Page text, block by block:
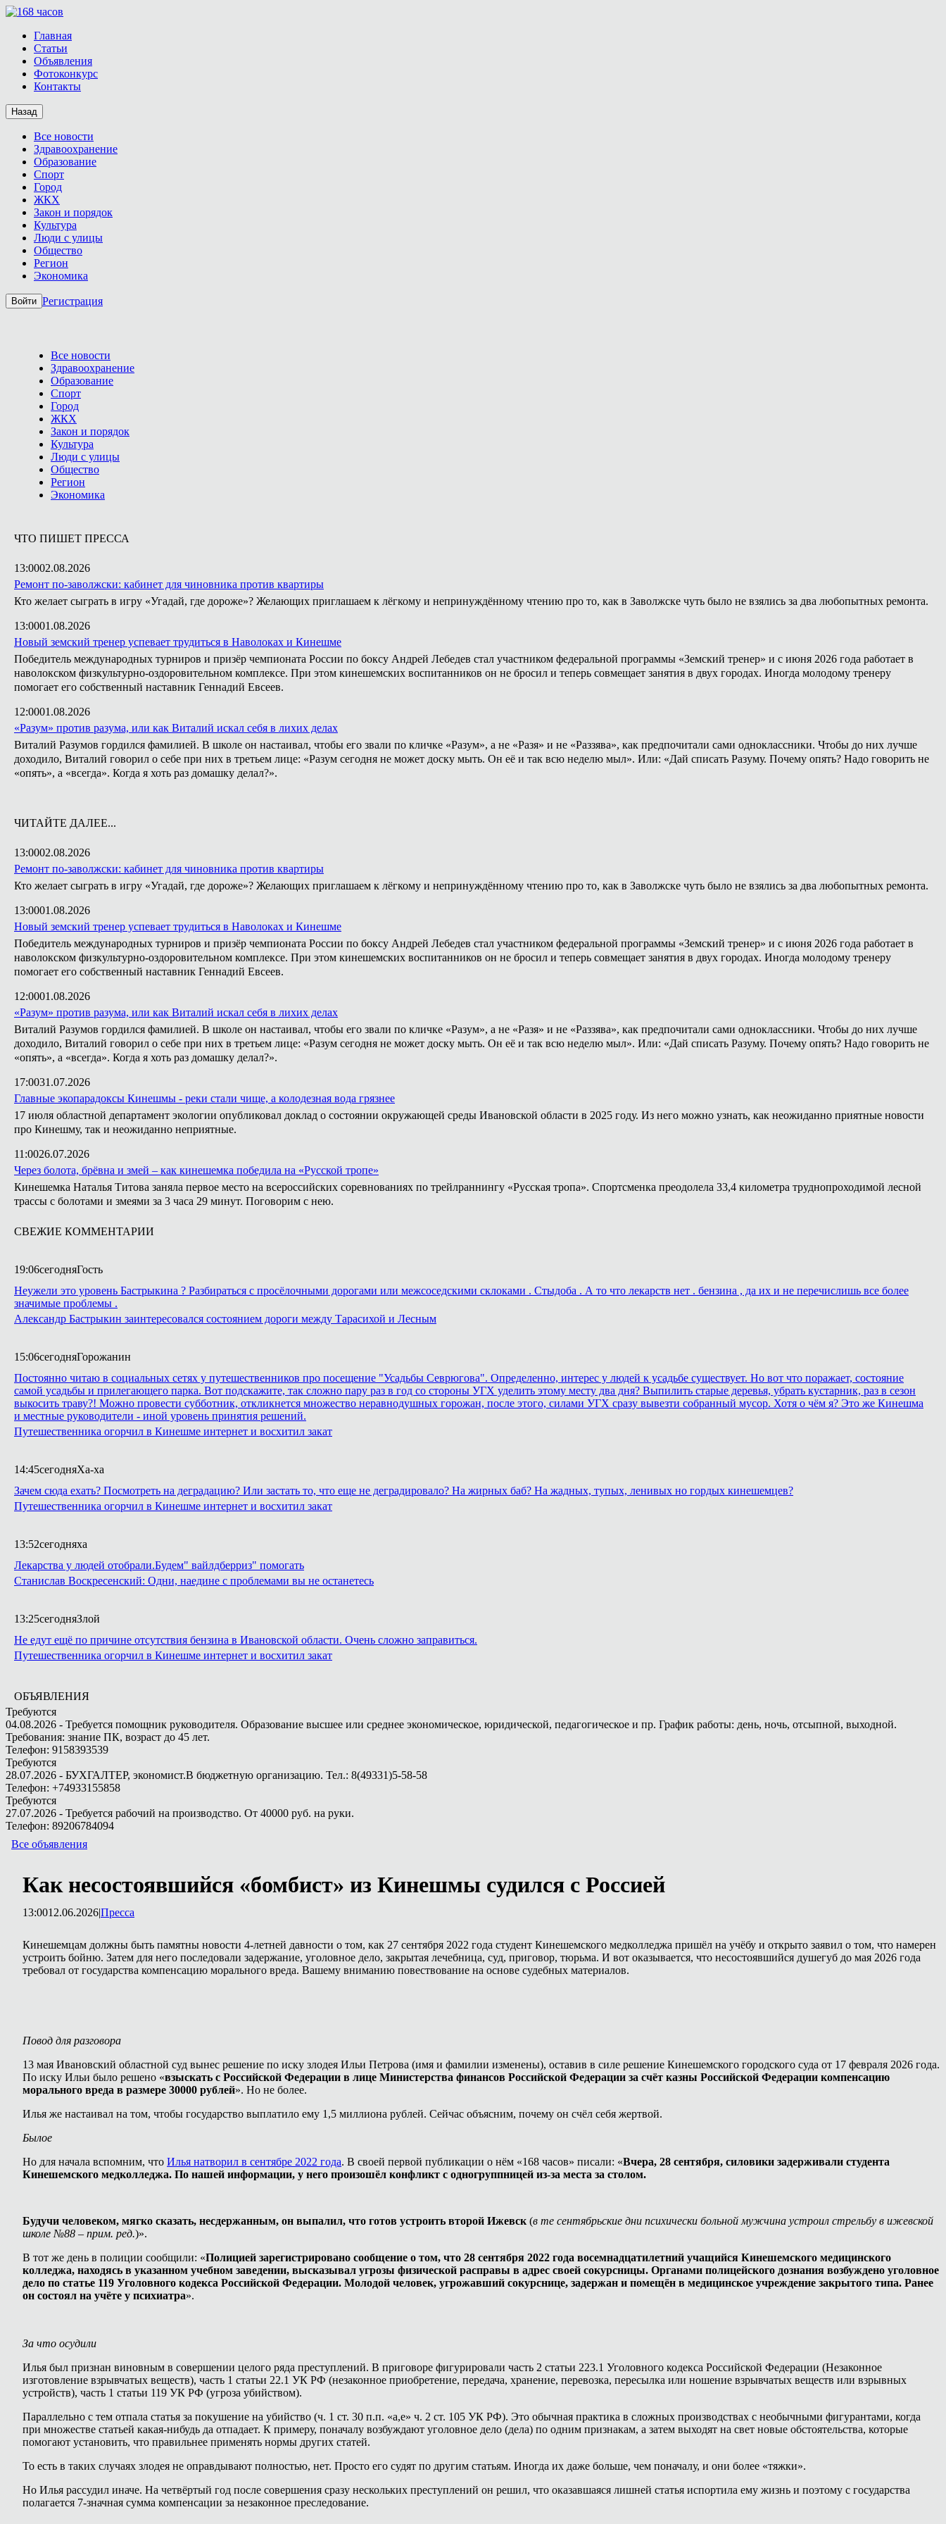
Главная
Статьи
Объявления
Фотоконкурс
Контакты
Назад
Все новости
Здравоохранение
Образование
Спорт
Город
ЖКХ
Закон и порядок
Культура
Люди с улицы
Общество
Регион
Экономика
Войти Регистрация
Все новости
Здравоохранение
Образование
Спорт
Город
ЖКХ
Закон и порядок
Культура
Люди с улицы
Общество
Регион
Экономика
ЧТО ПИШЕТ ПРЕССА
13:0002.08.2026
Ремонт по-заволжски: кабинет для чиновника против квартиры
Кто желает сыграть в игру «Угадай, где дороже»? Желающих приглашаем к лёгкому и непринуждённому чтению про то, как в Заволжске чуть было не взялись за два любопытных ремонта.
13:0001.08.2026
Новый земский тренер успевает трудиться в Наволоках и Кинешме
Победитель международных турниров и призёр чемпионата России по боксу Андрей Лебедев стал участником федеральной программы «Земский тренер» и с июня 2026 года работает в
наволокском физкультурно-оздоровительном комплексе. При этом кинешемских воспитанников он не бросил и теперь совмещает занятия в двух городах. Иногда молодому тренеру
помогает его собственный наставник Геннадий Евсеев.
12:0001.08.2026
«Разум» против разума, или как Виталий искал себя в лихих делах
Виталий Разумов гордился фамилией. В школе он настаивал, чтобы его звали по кличке «Разум», а не «Разя» и не «Раззява», как предпочитали сами одноклассники. Чтобы до них лучше
доходило, Виталий говорил о себе при них в третьем лице: «Разум сегодня не может доску мыть. Он её и так всю неделю мыл». Или: «Дай списать Разуму. Почему опять? Надо говорить не
«опять», а «всегда». Когда я хоть раз домашку делал?».
ЧИТАЙТЕ ДАЛЕЕ...
13:0002.08.2026
Ремонт по-заволжски: кабинет для чиновника против квартиры
Кто желает сыграть в игру «Угадай, где дороже»? Желающих приглашаем к лёгкому и непринуждённому чтению про то, как в Заволжске чуть было не взялись за два любопытных ремонта.
13:0001.08.2026
Новый земский тренер успевает трудиться в Наволоках и Кинешме
Победитель международных турниров и призёр чемпионата России по боксу Андрей Лебедев стал участником федеральной программы «Земский тренер» и с июня 2026 года работает в
наволокском физкультурно-оздоровительном комплексе. При этом кинешемских воспитанников он не бросил и теперь совмещает занятия в двух городах. Иногда молодому тренеру
помогает его собственный наставник Геннадий Евсеев.
12:0001.08.2026
«Разум» против разума, или как Виталий искал себя в лихих делах
Виталий Разумов гордился фамилией. В школе он настаивал, чтобы его звали по кличке «Разум», а не «Разя» и не «Раззява», как предпочитали сами одноклассники. Чтобы до них лучше
доходило, Виталий говорил о себе при них в третьем лице: «Разум сегодня не может доску мыть. Он её и так всю неделю мыл». Или: «Дай списать Разуму. Почему опять? Надо говорить не
«опять», а «всегда». Когда я хоть раз домашку делал?».
17:0031.07.2026
Главные экопарадоксы Кинешмы - реки стали чище, а колодезная вода грязнее
17 июля областной департамент экологии опубликовал доклад о состоянии окружающей среды Ивановской области в 2025 году. Из него можно узнать, как неожиданно приятные новости
про Кинешму, так и неожиданно неприятные.
11:0026.07.2026
Через болота, брёвна и змей – как кинешемка победила на «Русской тропе»
Кинешемка Наталья Титова заняла первое место на всероссийских соревнованиях по трейлраннингу «Русская тропа». Спортсменка преодолела 33,4 километра труднопроходимой лесной
трассы с болотами и змеями за 3 часа 29 минут. Поговорим с нею.
СВЕЖИЕ КОММЕНТАРИИ
19:06сегодняГость
Неужели это уровень Бастрыкина ? Разбираться с просёлочными дорогами или межсоседскими склоками . Стыдоба . А то что лекарств нет . бензина , да их и не перечислишь все более
значимые проблемы .
Александр Бастрыкин заинтересовался состоянием дороги между Тарасихой и Лесным
15:06сегодняГорожанин
Постоянно читаю в социальных сетях у путешественников про посещение "Усадьбы Севрюгова". Определенно, интерес у людей к усадьбе существует. Но вот что поражает, состояние
самой усадьбы и прилегающего парка. Вот подскажите, так сложно пару раз в год со стороны УГХ уделить этому месту два дня? Выпилить старые деревья, убрать кустарник, раз в сезон
выкосить траву?! Можно провести субботник, откликнется множество неравнодушных горожан, после этого, силами УГХ сразу вывезти собранный мусор. Хотя о чём я? Это же Кинешма
и местные руководители - иной уровень принятия решений.
Путешественника огорчил в Кинешме интернет и восхитил закат
14:45сегодняХа-ха
Зачем сюда ехать? Посмотреть на деградацию? Или застать то, что еще не деградировало? На жирных баб? На жадных, тупых, ленивых но гордых кинешемцев?
Путешественника огорчил в Кинешме интернет и восхитил закат
13:52сегодняха
Лекарства у людей отобрали.Будем" вайлдберриз" помогать
Станислав Воскресенский: Одни, наедине с проблемами вы не останетесь
13:25сегодняЗлой
Не едут ещё по причине отсутствия бензина в Ивановской области. Очень сложно заправиться.
Путешественника огорчил в Кинешме интернет и восхитил закат
ОБЪЯВЛЕНИЯ
Требуются
04.08.2026 - Требуется помощник руководителя. Образование высшее или среднее экономическое, юридической, педагогическое и пр. График работы: день, ночь, отсыпной, выходной.
Требования: знание ПК, возраст до 45 лет.
Телефон: 9158393539
Требуются
28.07.2026 - БУХГАЛТЕР, экономист.В бюджетную организацию. Тел.: 8(49331)5-58-58
Телефон: +74933155858
Требуются
27.07.2026 - Требуется рабочий на производство. От 40000 руб. на руки.
Телефон: 89206784094
Все объявления
Как несостоявшийся «бомбист» из Кинешмы судился с Россией
13:0012.06.2026|Пресса
Кинешемцам должны быть памятны новости 4-летней давности о том, как 27 сентября 2022 года студент Кинешемского медколледжа пришёл на учёбу и открыто заявил о том, что намерен
устроить бойню. Затем для него последовали задержание, уголовное дело, закрытая лечебница, суд, приговор, тюрьма. И вот оказывается, что несостоявшийся душегуб до мая 2026 года
требовал от государства компенсацию морального вреда. Вашему вниманию повествование на основе судебных материалов.
Повод для разговора
13 мая Ивановский областной суд вынес решение по иску злодея Ильи Петрова (имя и фамилии изменены), оставив в силе решение Кинешемского городского суда от 17 февраля 2026 года.
По иску Ильи было решено «взыскать с Российской Федерации в лице Министерства финансов Российской Федерации за счёт казны Российской Федерации компенсацию
морального вреда в размере 30000 рублей». Но не более.
Илья же настаивал на том, чтобы государство выплатило ему 1,5 миллиона рублей. Сейчас объясним, почему он счёл себя жертвой.
Былое
Но для начала вспомним, что Илья натворил в сентябре 2022 года. В своей первой публикации о нём «168 часов» писали: «Вчера, 28 сентября, силовики задерживали студента
Кинешемского медколледжа. По нашей информации, у него произошёл конфликт с одногруппницей из-за места за столом.
Будучи человеком, мягко сказать, несдержанным, он выпалил, что готов устроить второй Ижевск (в те сентябрьские дни психически больной мужчина устроил стрельбу в ижевской
школе №88 – прим. ред.)».
В тот же день в полиции сообщили: «Полицией зарегистрировано сообщение о том, что 28 сентября 2022 года восемнадцатилетний учащийся Кинешемского медицинского
колледжа, находясь в указанном учебном заведении, высказывал угрозы физической расправы в адрес своей сокурсницы. Органами полицейского дознания возбуждено уголовное
дело по статье 119 Уголовного кодекса Российской Федерации. Молодой человек, угрожавший сокурснице, задержан и помещён в медицинское учреждение закрытого типа. Ранее
он состоял на учёте у психиатра».
За что осудили
Илья был признан виновным в совершении целого ряда преступлений. В приговоре фигурировали часть 2 статьи 223.1 Уголовного кодекса Российской Федерации (Незаконное
изготовление взрывчатых веществ), часть 1 статьи 22.1 УК РФ (незаконное приобретение, передача, хранение, перевозка, пересылка или ношение взрывчатых веществ или взрывных
устройств), часть 1 статьи 119 УК РФ (угроза убийством).
Параллельно с тем отпала статья за покушение на убийство (ч. 1 ст. 30 п.п. «а,е» ч. 2 ст. 105 УК РФ). Это обычная практика в сложных производствах с необычными фигурантами, когда
при множестве статьей какая-нибудь да отпадает. К примеру, поначалу возбуждают уголовное дело (дела) по одним признакам, а затем выходят на свет новые обстоятельства, которые
помогают установить, что правильнее применять нормы других статей.
То есть в таких случаях злодея не оправдывают полностью, нет. Просто его судят по другим статьям. Иногда их даже больше, чем поначалу, и они более «тяжки».
Но Илья рассудил иначе. На четвёртый год после совершения сразу нескольких преступлений он решил, что оказавшаяся лишней статья испортила ему жизнь и поэтому с государства
полагается 7-значная сумма компенсации за незаконное преследование.